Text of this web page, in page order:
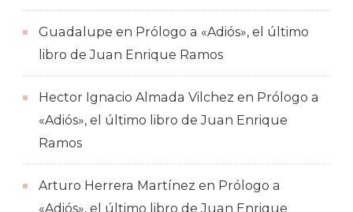
Guadalupe en Prólogo a «Adiós», el último
libro de Juan Enrique Ramos
Hector Ignacio Almada Vilchez en Prólogo a
«Adiós», el último libro de Juan Enrique
Ramos
Arturo Herrera Martínez en Prólogo a
«Adiós», el último libro de Juan Enrique